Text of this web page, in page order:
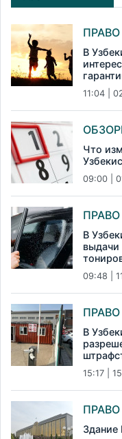
ПРАВО
В
11:04 |
Что
09:00 |
ПРАВО
В
выдачи
09:48 |
ПРАВО
В
15:17 |
ПРАВО
Здание